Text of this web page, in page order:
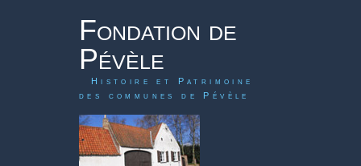
Fondation de
Pévèle
Histoire et Patrimoine
des communes de Pévèle